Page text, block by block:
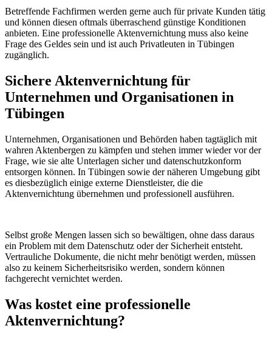
Betreffende Fachfirmen werden gerne auch für private Kunden tätig
und können diesen oftmals überraschend günstige Konditionen
anbieten. Eine professionelle Aktenvernichtung muss also keine
Frage des Geldes sein und ist auch Privatleuten in Tübingen
zugänglich.
Sichere Aktenvernichtung für
Unternehmen und Organisationen in
Tübingen
Unternehmen, Organisationen und Behörden haben tagtäglich mit
wahren Aktenbergen zu kämpfen und stehen immer wieder vor der
Frage, wie sie alte Unterlagen sicher und datenschutzkonform
entsorgen können. In Tübingen sowie der näheren Umgebung gibt
es diesbezüglich einige externe Dienstleister, die die
Aktenvernichtung übernehmen und professionell ausführen.
Selbst große Mengen lassen sich so bewältigen, ohne dass daraus
ein Problem mit dem Datenschutz oder der Sicherheit entsteht.
Vertrauliche Dokumente, die nicht mehr benötigt werden, müssen
also zu keinem Sicherheitsrisiko werden, sondern können
fachgerecht vernichtet werden.
Was kostet eine professionelle
Aktenvernichtung?